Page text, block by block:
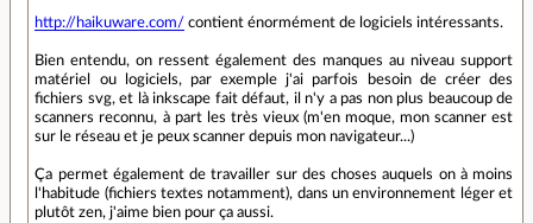
http://haikuware.com/ contient énormément de logiciels intéressants.
Bien entendu, on ressent également des manques au niveau support
matériel ou logiciels, par exemple j'ai parfois besoin de créer des
fichiers svg, et là inkscape fait défaut, il n'y a pas non plus beaucoup de
scanners reconnu, à part les très vieux (m'en moque, mon scanner est
sur le réseau et je peux scanner depuis mon navigateur...)
Ça permet également de travailler sur des choses auquels on à moins
l'habitude (fichiers textes notamment), dans un environnement léger et
plutôt zen, j'aime bien pour ça aussi.